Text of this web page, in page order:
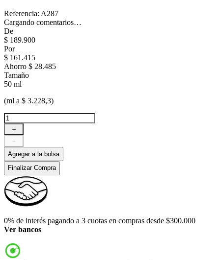
Referencia: A287
Cargando comentarios…
De
$ 189.900
Por
$ 161.415
Ahorro $ 28.485
Tamaño
50 ml
(ml a $ 3.228,3)
＋
－
Agregar a la bolsa
Finalizar Compra
0% de interés pagando a 3 cuotas en compras desde $300.000
Ver bancos